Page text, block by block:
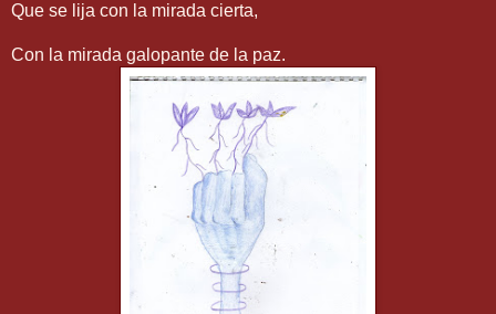
Que se lija con la mirada cierta,
Con la mirada galopante de la paz.